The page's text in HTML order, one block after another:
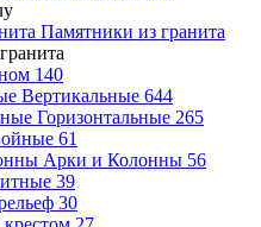
Памятники из гранита
140
Вертикальные 644
Горизонтальные 265
61
Арки и Колонны 56
39
30